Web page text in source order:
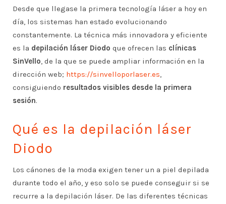
Desde que llegase la primera tecnología láser a hoy en
día, los sistemas han estado evolucionando
constantemente. La técnica más innovadora y eficiente
es la depilación láser Diodo que ofrecen las clínicas
SinVello, de la que se puede ampliar información en la
dirección web; https://sinvelloporlaser.es,
consiguiendo resultados visibles desde la primera
sesión.
Qué es la depilación láser
Diodo
Los cánones de la moda exigen tener un a piel depilada
durante todo el año, y eso solo se puede conseguir si se
recurre a la depilación láser. De las diferentes técnicas